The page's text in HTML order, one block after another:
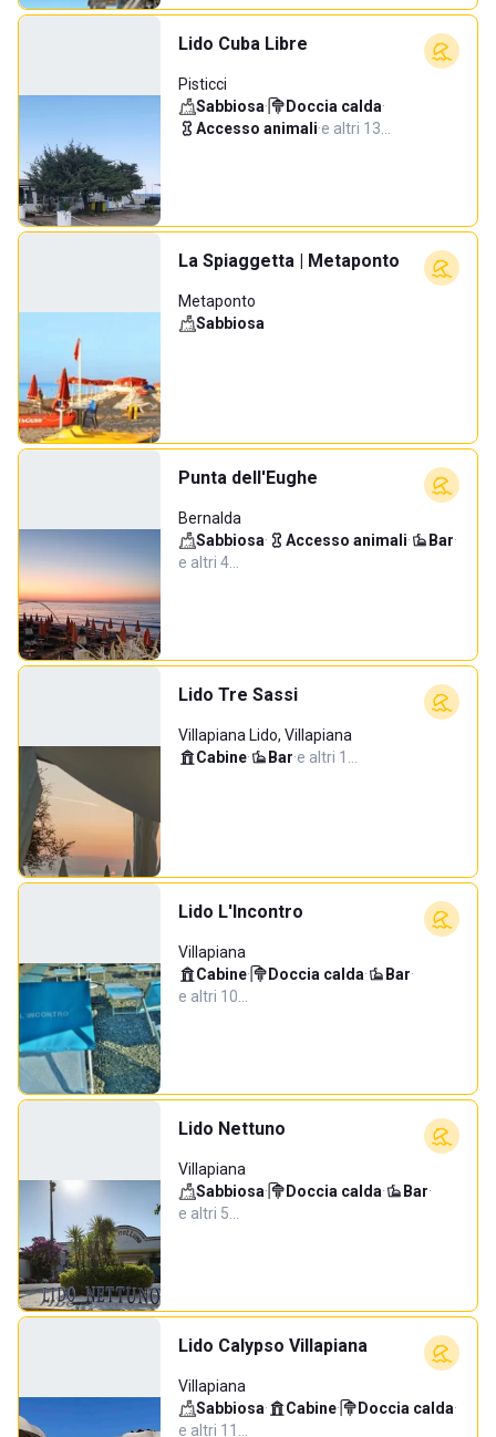
Lido Cuba Libre
Pisticci
Sabbiosa· Doccia calda·
Accesso animali·e altri 13…
La Spiaggetta | Metaponto
Metaponto
Sabbiosa
Punta dell'Eughe
Bernalda
Sabbiosa· Accesso animali· Bar·
e altri 4…
Lido Tre Sassi
Villapiana Lido, Villapiana
Cabine· Bar·e altri 1…
Lido L'Incontro
Villapiana
Cabine· Doccia calda· Bar·
e altri 10…
Lido Nettuno
Villapiana
Sabbiosa· Doccia calda· Bar·
e altri 5…
Lido Calypso Villapiana
Villapiana
Sabbiosa· Cabine· Doccia calda·
e altri 11…